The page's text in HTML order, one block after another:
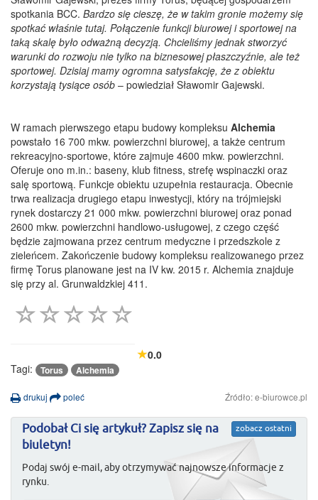
spotkania BCC. Bardzo się cieszę, że w takim gronie możemy się
spotkać właśnie tutaj. Połączenie funkcji biurowej i sportowej na
taką skalę było odważną decyzją. Chcieliśmy jednak stworzyć
warunki do rozwoju nie tylko na biznesowej płaszczyźnie, ale też
sportowej. Dzisiaj mamy ogromna satysfakcję, że z obiektu
korzystają tysiące osób – powiedział Sławomir Gajewski.
W ramach pierwszego etapu budowy kompleksu Alchemia
powstało 16 700 mkw. powierzchni biurowej, a także centrum
rekreacyjno-sportowe, które zajmuje 4600 mkw. powierzchni.
Oferuje ono m.in.: baseny, klub fitness, strefę wspinaczki oraz
salę sportową. Funkcje obiektu uzupełnia restauracja. Obecnie
trwa realizacja drugiego etapu inwestycji, który na trójmiejski
rynek dostarczy 21 000 mkw. powierzchni biurowej oraz ponad
2600 mkw. powierzchni handlowo-usługowej, z czego część
będzie zajmowana przez centrum medyczne i przedszkole z
zieleńcem. Zakończenie budowy kompleksu realizowanego przez
firmę Torus planowane jest na IV kw. 2015 r. Alchemia znajduje
się przy al. Grunwaldzkiej 411.
0.0
Tagi:
Torus Alchemia
drukuj poleć Źródło: e-biurowce.pl
zobacz ostatni
Podobał Ci się artykuł? Zapisz się na
biuletyn!
Podaj swój e-mail, aby otrzymywać najnowsze informacje z
rynku.